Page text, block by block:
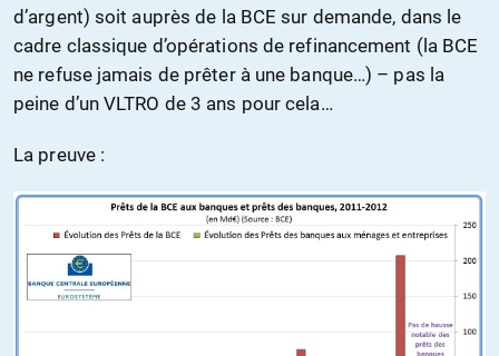
d’argent) soit auprès de la BCE sur demande, dans le
cadre classique d’opérations de refinancement (la BCE
ne refuse jamais de prêter à une banque…) – pas la
peine d’un VLTRO de 3 ans pour cela…
La preuve :